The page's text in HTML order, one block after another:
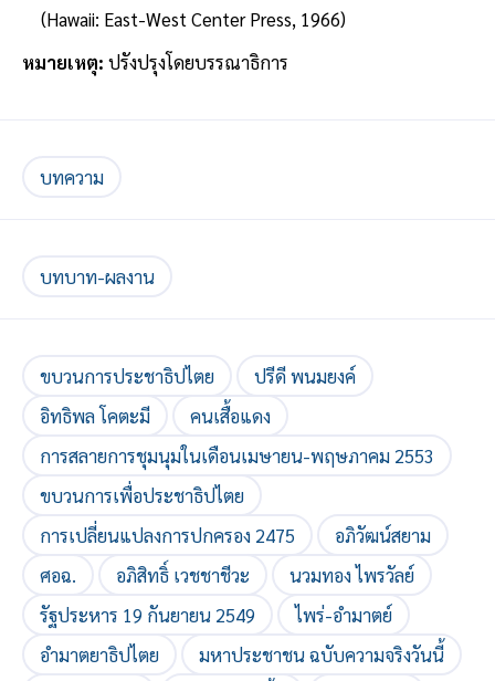
(Hawaii: East-West Center Press, 1966)
หมายเหตุ: ปรังปรุงโดยบรรณาธิการ
บทความ
บทบาท-ผลงาน
ขบวนการประชาธิปไตย
ปรีดี พนมยงค์
อิทธิพล โคตะมี
คนเสื้อแดง
การสลายการชุมนุมในเดือนเมษายน-พฤษภาคม 2553
ขบวนการเพื่อประชาธิปไตย
การเปลี่ยนแปลงการปกครอง 2475
อภิวัฒน์สยาม
ศอฉ.
อภิสิทธิ์ เวชชาชีวะ
นวมทอง ไพรวัลย์
รัฐประหาร 19 กันยายน 2549
ไพร่-อำมาตย์
อำมาตยาธิปไตย
มหาประชาชน ฉบับความจริงวันนี้